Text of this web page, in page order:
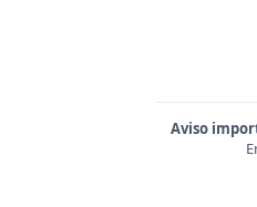
Aviso